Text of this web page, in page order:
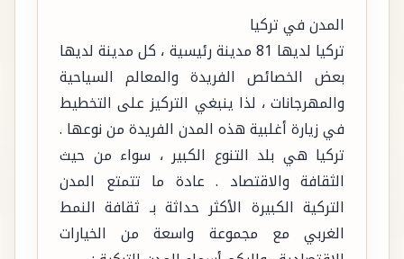
المدن في تركيا
تركيا لديها 81 مدينة رئيسية ، كل مدينة لديها
بعض الخصائص الفريدة والمعالم السياحية
والمهرجانات ، لذا ينبغي التركيز على التخطيط
في زيارة أغلبية هذه المدن الفريدة من نوعها .
تركيا هي بلد التنوع الكبير ، سواء من حيث
الثقافة والاقتصاد . عادة ما تتمتع المدن
التركية الكبيرة الأكثر حداثة بـ ثقافة النمط
الغربي مع مجموعة واسعة من الخيارات